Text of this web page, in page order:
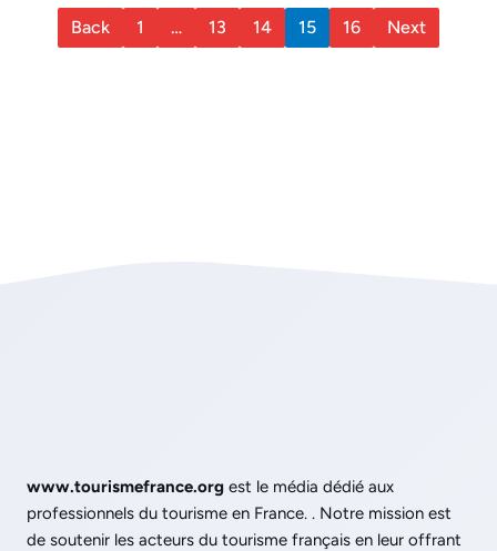
Back 1 … 13 14 15 16 Next
www.tourismefrance.org est le média dédié aux
professionnels du tourisme en France. . Notre mission est
de soutenir les acteurs du tourisme français en leur offrant